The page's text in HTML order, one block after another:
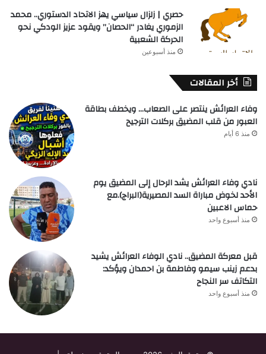
حصري | زلزال سياسي يهز الاتحاد الدستوري.. محمد
الزموري يغادر “الحصان” ويقود عزيز الودكي نحو
الحركة الشعبية
منذ أسبوعين
أخر المقالات
وفاء العرائش ينتصر على الصعاب… ويخطف بطاقة
العبور من قلب المضيق بركلات الترجيح
منذ 6 أيام
نادي وفاء العرائش يشد الرحال إلى المضيق يوم
الأحد لخوض مباراة السد المصيرية(البراج).مع
حماس الاعبين
منذ أسبوع واحد
قبل معركة المضيق.. نادي الوفاء العرائش يشيد
بدعم زينب سيمو وفاطمة بن احمدان ويؤكد:
التكاتف سر النجاح
منذ أسبوع واحد